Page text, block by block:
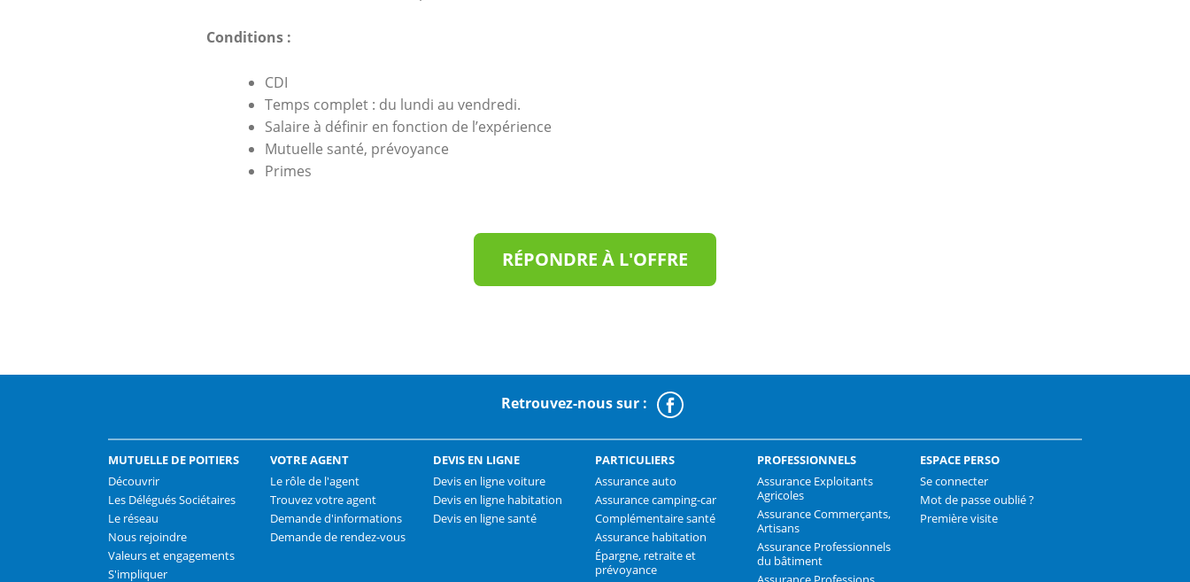
Conditions :
CDI
Temps complet : du lundi au vendredi.
Salaire à définir en fonction de l’expérience
Mutuelle santé, prévoyance
Primes
RÉPONDRE À L'OFFRE
Retrouvez-nous sur : Facebook
MUTUELLE DE POITIERS
Découvrir
Les Délégués Sociétaires
Le réseau
Nous rejoindre
Valeurs et engagements
S'impliquer
VOTRE AGENT
Le rôle de l'agent
Trouvez votre agent
Demande d'informations
Demande de rendez-vous
DEVIS EN LIGNE
Devis en ligne voiture
Devis en ligne habitation
Devis en ligne santé
PARTICULIERS
Assurance auto
Assurance camping-car
Complémentaire santé
Assurance habitation
Épargne, retraite et
prévoyance
PROFESSIONNELS
Assurance Exploitants
Agricoles
Assurance Commerçants,
Artisans
Assurance Professionnels
du bâtiment
ESPACE PERSO
Se connecter
Mot de passe oublié ?
Première visite